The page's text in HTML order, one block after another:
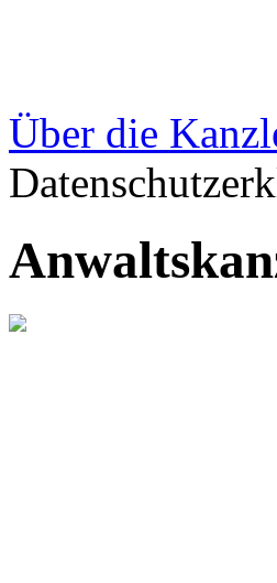
Über die